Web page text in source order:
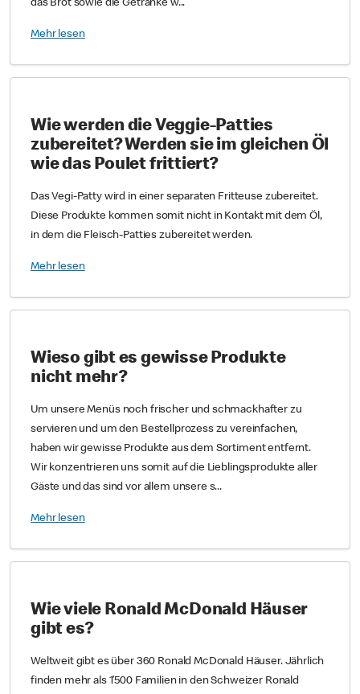
das Brot sowie die Getränke w...
Mehr lesen
Wie werden die Veggie-Patties
zubereitet? Werden sie im gleichen Öl
wie das Poulet frittiert?
Das Vegi-Patty wird in einer separaten Fritteuse zubereitet.
Diese Produkte kommen somit nicht in Kontakt mit dem Öl,
in dem die Fleisch-Patties zubereitet werden.
Mehr lesen
Wieso gibt es gewisse Produkte
nicht mehr?
Um unsere Menüs noch frischer und schmackhafter zu
servieren und um den Bestellprozess zu vereinfachen,
haben wir gewisse Produkte aus dem Sortiment entfernt.
Wir konzentrieren uns somit auf die Lieblingsprodukte aller
Gäste und das sind vor allem unsere s...
Mehr lesen
Wie viele Ronald McDonald Häuser
gibt es?
Weltweit gibt es über 360 Ronald McDonald Häuser. Jährlich
finden mehr als 1’500 Familien in den Schweizer Ronald